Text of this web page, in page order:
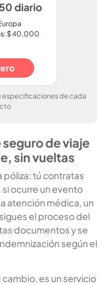
diario
$ 40,000
especificaciones de cada
de viaje
sin vueltas
póliza: tú contratas
ocurre un evento
atención médica, un
el proceso del
documentos y se
según el
cambio, es un servicio